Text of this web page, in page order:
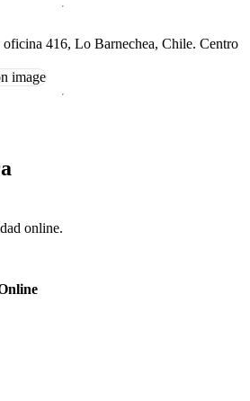
online.
416, Lo Barnechea, Chile. Centro